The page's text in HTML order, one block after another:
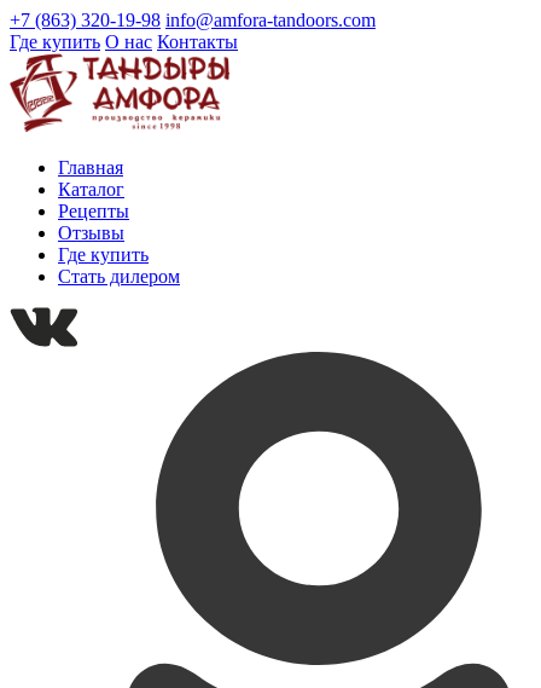
+7 (863) 320-19-98 info@amfora-tandoors.com
Где купить О нас Контакты
Главная
Каталог
Рецепты
Отзывы
Где купить
Стать дилером